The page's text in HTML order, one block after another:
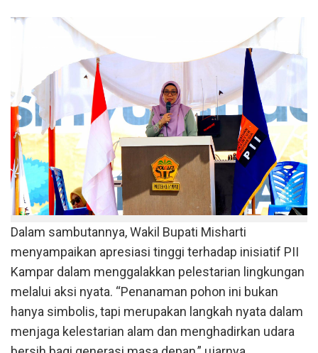
Dalam sambutannya, Wakil Bupati Misharti
menyampaikan apresiasi tinggi terhadap inisiatif PII
Kampar dalam menggalakkan pelestarian lingkungan
melalui aksi nyata. “Penanaman pohon ini bukan
hanya simbolis, tapi merupakan langkah nyata dalam
menjaga kelestarian alam dan menghadirkan udara